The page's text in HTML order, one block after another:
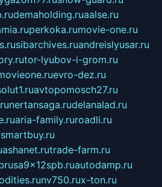
demaholding.ruaalse.ru
perkoka.rumovie-one.ru
sibarchives.ruandreislyusar.ru
tor-lyubov-i-grom.ru
evro-dez.ru
avtopomosch27.ru
nertansaga.rudelanalad.ru
aria-family.ruroadli.ru
ashanet.rutrade-farm.ru
autodamp.ru
nv750.rux-ton.ru